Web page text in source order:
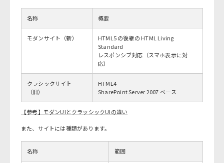
名称 概要
モダンサイト（新）
HTML5 の後継の HTML Living
Standard
レスポンシブ対応（スマホ表示に対
応）
クラシックサイト
（旧）
HTML4
SharePoint Server 2007 ベース
【参考】モダンUIとクラッシックUIの違い
また、サイトには種類があります。
名称 範囲